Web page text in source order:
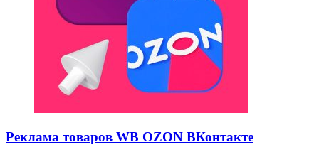
Реклама товаров WB OZON ВКонтакте